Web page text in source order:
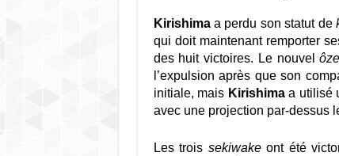
Kirishimaa perdu son statut de
qui doit maintenant remporter
des huit victoires. Le nouvel
l’expulsion après que son
initiale, mais Kirishimaa utilisé
avec une projection par-dessus
Les trois sekiwakeont été